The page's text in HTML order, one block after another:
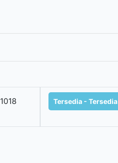
Tersedia - Tersedia